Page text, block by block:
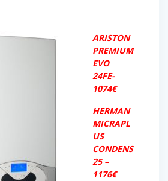
ARISTON
PREMIUM
EVO
24FE-
1074€
HERMAN
MICRAPL
US
CONDENS
25 –
1176€